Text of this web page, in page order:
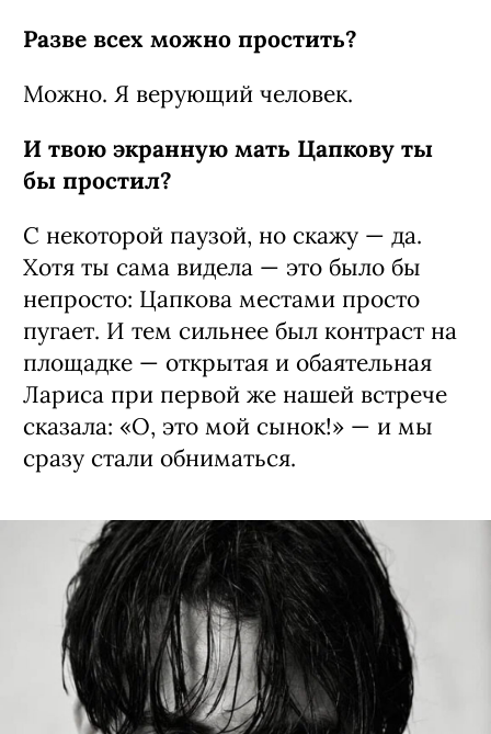
Разве всех можно простить?
Можно. Я верующий человек.
И твою экранную мать Цапкову ты
бы простил?
С некоторой паузой, но скажу — да.
Хотя ты сама видела — это было бы
непросто: Цапкова местами просто
пугает. И тем сильнее был контраст на
площадке — открытая и обаятельная
Лариса при первой же нашей встрече
сказала: «О, это мой сынок!» — и мы
сразу стали обниматься.